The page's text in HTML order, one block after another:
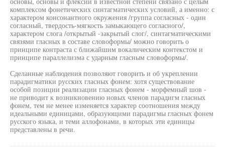
комплексом фонетических синтагматических условий, а именно: с
характером консонантного окружения /группа согласных - один
согласный, твердость-мягкость замыкающего согласного/,
характером слога /открытый -закрытый слог/, синтагматическими
связями гласных в составе словоформы/ можно говорить о
принципе контраста с ближайшим вокалическим контекстом и
принципе параллелизма с ударным гласным словоформы/.
Сделанные наблюдения позволяют говорить и об укреплении
парадигматики русских гласных фонем: хотя существование
особой позиции реализации гласных фонем - морфемный шов -
не приводит к возникновению новых членов парадигм гласных
фонем, тем не менее изменяется характер соотношения между
идеальными единицами, образующими парадигмы гласных фонем
русского языка, и теми аллофонами, в которых эти единицы
представлены в речи.